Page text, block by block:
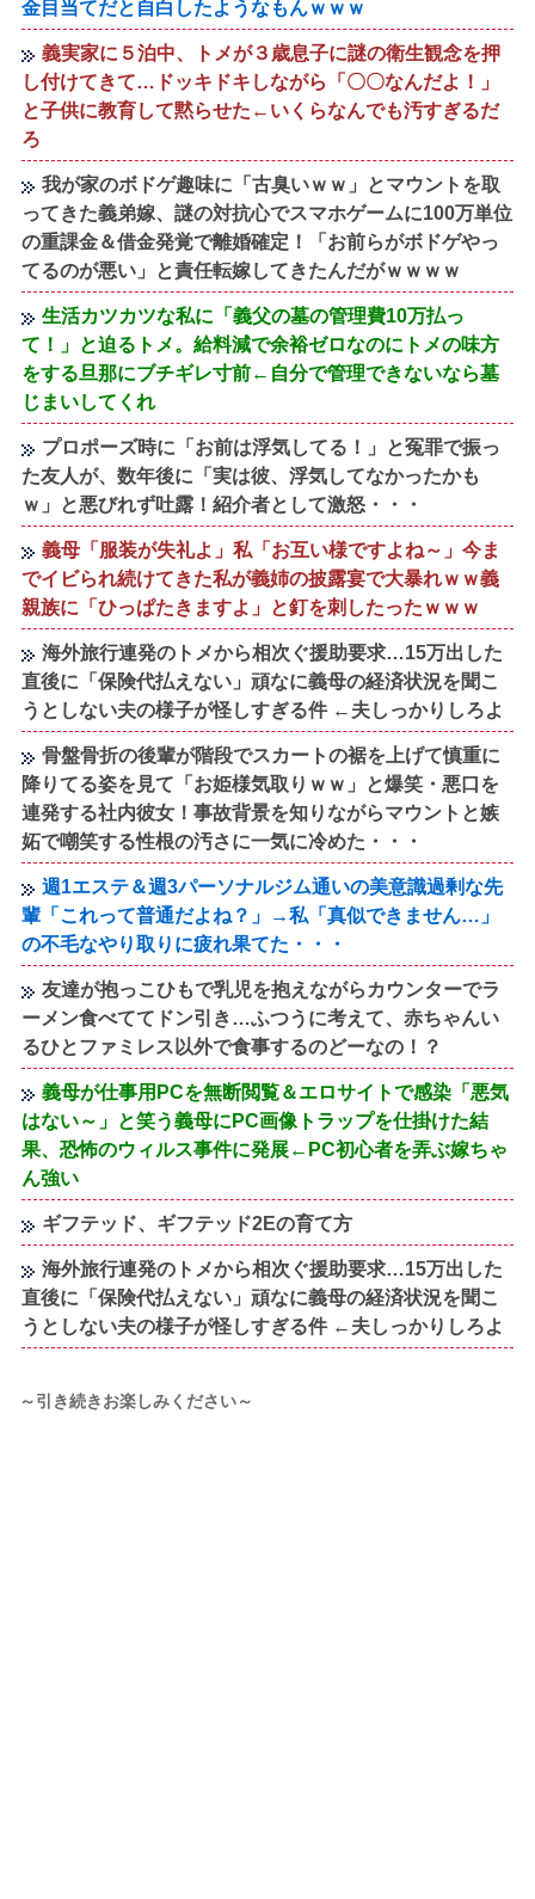
金目当てだと自白したようなもんｗｗｗ
義実家に５泊中、トメが３歳息子に謎の衛生観念を押
し付けてきて…ドッキドキしながら「〇〇なんだよ！」
と子供に教育して黙らせた←いくらなんでも汚すぎるだ
ろ
我が家のボドゲ趣味に「古臭いｗｗ」とマウントを取
ってきた義弟嫁、謎の対抗心でスマホゲームに100万単位
の重課金＆借金発覚で離婚確定！「お前らがボドゲやっ
てるのが悪い」と責任転嫁してきたんだがｗｗｗｗ
生活カツカツな私に「義父の墓の管理費10万払っ
て！」と迫るトメ。給料減で余裕ゼロなのにトメの味方
をする旦那にブチギレ寸前←自分で管理できないなら墓
じまいしてくれ
プロポーズ時に「お前は浮気してる！」と冤罪で振っ
た友人が、数年後に「実は彼、浮気してなかったかも
ｗ」と悪びれず吐露！紹介者として激怒・・・
義母「服装が失礼よ」私「お互い様ですよね～」今ま
でイビられ続けてきた私が義姉の披露宴で大暴れｗｗ義
親族に「ひっぱたきますよ」と釘を刺したったｗｗｗ
海外旅行連発のトメから相次ぐ援助要求…15万出した
直後に「保険代払えない」頑なに義母の経済状況を聞こ
うとしない夫の様子が怪しすぎる件 ←夫しっかりしろよ
骨盤骨折の後輩が階段でスカートの裾を上げて慎重に
降りてる姿を見て「お姫様気取りｗｗ」と爆笑・悪口を
連発する社内彼女！事故背景を知りながらマウントと嫉
妬で嘲笑する性根の汚さに一気に冷めた・・・
週1エステ＆週3パーソナルジム通いの美意識過剰な先
輩「これって普通だよね？」→私「真似できません…」
の不毛なやり取りに疲れ果てた・・・
友達が抱っこひもで乳児を抱えながらカウンターでラ
ーメン食べててドン引き…ふつうに考えて、赤ちゃんい
るひとファミレス以外で食事するのどーなの！？
義母が仕事用PCを無断閲覧＆エロサイトで感染「悪気
はない～」と笑う義母にPC画像トラップを仕掛けた結
果、恐怖のウィルス事件に発展←PC初心者を弄ぶ嫁ちゃ
ん強い
ギフテッド、ギフテッド2Eの育て方
海外旅行連発のトメから相次ぐ援助要求…15万出した
直後に「保険代払えない」頑なに義母の経済状況を聞こ
うとしない夫の様子が怪しすぎる件 ←夫しっかりしろよ
～引き続きお楽しみください～